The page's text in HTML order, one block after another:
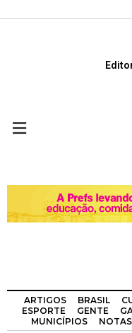
ARTIGOS BRASIL
ESPORTE
GENTE
MUNICÍPIOS
NOTAS